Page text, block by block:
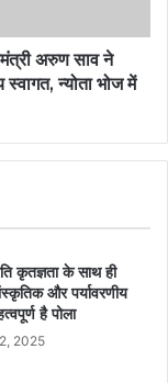
अरुण साव ने
न्योता भोज में
कृतज्ञता के साथ ही
और पर्यावरणीय
है पोला
2025